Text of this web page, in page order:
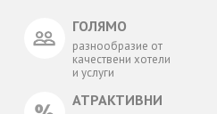
ГОЛЯМО
разнообразие от
качествени хотели
и услуги
АТРАКТИВНИ